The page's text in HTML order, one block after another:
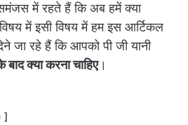
में रहते हैं कि अब हमें क्या
में इसी विषय में हम इस आर्टिकल
जा रहे हैं कि आपको पी जी यानी
क्या करना चाहिए।